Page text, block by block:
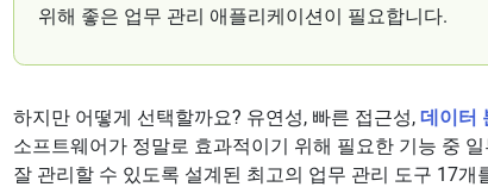
위해 좋은 업무 관리 애플리케이션이 필요합니다.
하지만 어떻게 선택할까요? 유연성, 빠른 접근성,데이터
소프트웨어가 정말로 효과적이기 위해 필요한 기능 중
잘 관리할 수 있도록 설계된 최고의 업무 관리 도구 17개